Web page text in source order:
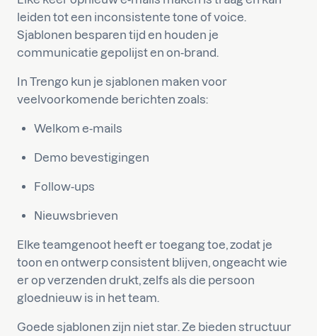
leiden tot een inconsistente tone of voice.
Sjablonen besparen tijd en houden je
communicatie gepolijst en on-brand.
In Trengo kun je sjablonen maken voor
veelvoorkomende berichten zoals:
Welkom e-mails
Demo bevestigingen
Follow-ups
Nieuwsbrieven
Elke teamgenoot heeft er toegang toe, zodat je
toon en ontwerp consistent blijven, ongeacht wie
er op verzenden drukt, zelfs als die persoon
gloednieuw is in het team.
Goede sjablonen zijn niet star. Ze bieden structuur